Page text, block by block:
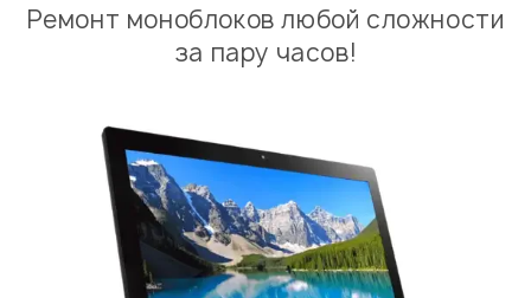
Ремонт моноблоков любой сложности
за пару часов!